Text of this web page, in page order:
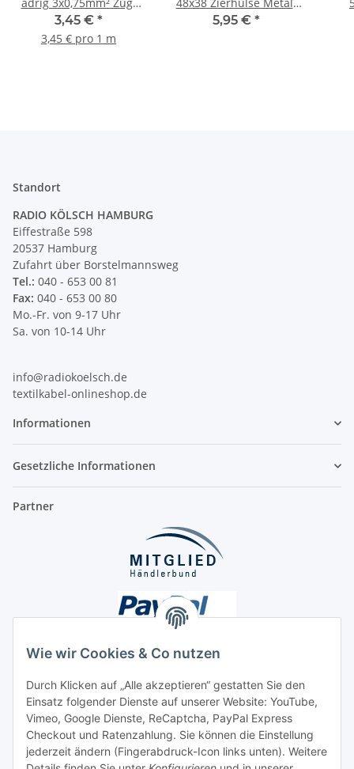
Wie wir Cookies & Co nutzen
Durch Klicken auf „Alle akzeptieren“ gestatten Sie den
Einsatz folgender Dienste auf unserer Website: YouTube,
Vimeo, Google Dienste, ReCaptcha, PayPal Express
Checkout und Ratenzahlung. Sie können die Einstellung
jederzeit ändern (Fingerabdruck-Icon links unten). Weitere
Pendelleitung S03RT-F
3G0,75
3,45 € *
3,45 € pro 1 m
Messing roh für
5,95 € *
Standort
RADIO KÖLSCH HAMBURG
Eiffestraße 598
20537 Hamburg
Zufahrt über Borstelmannsweg
Tel.: 040 - 653 00 81
Fax: 040 - 653 00 80
Mo.-Fr. von 9-17 Uhr
Sa. von 10-14 Uhr
info@radiokoelsch.de
textilkabel-onlineshop.de
Informationen
Gesetzliche Informationen
Partner
Unsere Seiten
Social Media